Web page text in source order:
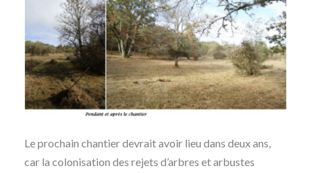
Le prochain chantier devrait avoir lieu dans deux ans,
car la colonisation des rejets d’arbres et arbustes